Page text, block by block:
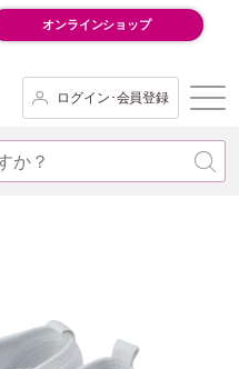
オンラインショップ
ログイン･会員登録